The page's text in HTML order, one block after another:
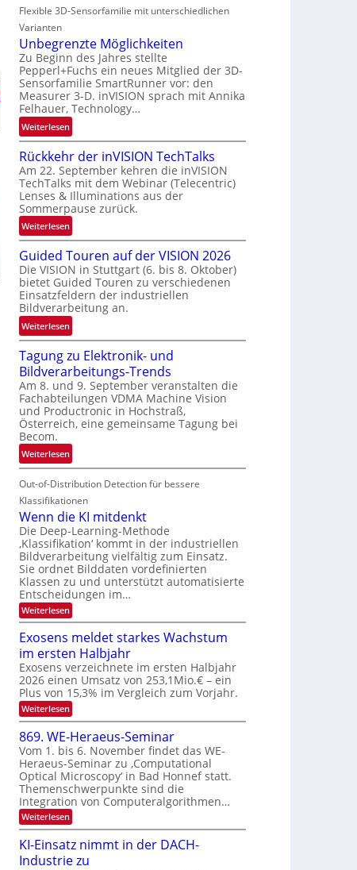
e
s
-
B
-
R
u
n
d
e
o
n
N
e
w
s
Flexible 3D-Sensorfamilie mit unterschiedlichen
Varianten
Unbegrenzte Möglichkeiten
Zu Beginn des Jahres stellte
Pepperl+Fuchs ein neues Mitglied der 3D-
Sensorfamilie SmartRunner vor: den
Measurer 3-D. inVISION sprach mit Annika
Felhauer, Technology…
Weiterlesen:
U
n
b
e
g
r
e
z
t
e
M
g
l
i
c
h
k
e
i
t
e
n
Rückkehr der inVISION TechTalks
Am 22. September kehren die inVISION
TechTalks mit dem Webinar (Telecentric)
Lenses & Illuminations aus der
Sommerpause zurück.
Weiterlesen:
R
ü
c
k
k
e
h
d
e
r
i
n
I
S
I
O
N
T
e
c
h
T
a
l
k
Guided Touren auf der VISION 2026
Die VISION in Stuttgart (6. bis 8. Oktober)
bietet Guided Touren zu verschiedenen
Einsatzfeldern der industriellen
Bildverarbeitung an.
Weiterlesen:
G
u
i
d
e
d
T
o
u
e
n
a
u
f
d
e
r
V
I
S
I
O
N
2
0
2
6
Tagung zu Elektronik- und
Bildverarbeitungs-Trends
Am 8. und 9. September veranstalten die
Fachabteilungen VDMA Machine Vision
und Productronic in Hochstraß,
Österreich, eine gemeinsame Tagung bei
Becom.
Weiterlesen:
T
a
g
u
n
g
z
u
E
l
e
k
t
r
o
n
i
k
-
u
n
d
B
i
l
d
v
Out-of-Distribution Detection für bessere
Klassifikationen
Wenn die KI mitdenkt
Die Deep-Learning-Methode
‚Klassifikation‘ kommt in der industriellen
Bildverarbeitung vielfältig zum Einsatz.
Sie ordnet Bilddaten vordefinierten
Klassen zu und unterstützt automatisierte
Entscheidungen im…
Weiterlesen:
W
n
n
d
i
e
K
I
m
i
t
d
e
n
k
t
Exosens meldet starkes Wachstum
im ersten Halbjahr
Exosens verzeichnete im ersten Halbjahr
2026 einen Umsatz von 253,1Mio.€ – ein
Plus von 15,3% im Vergleich zum Vorjahr.
Weiterlesen:
E
x
o
s
e
n
s
m
e
l
d
e
t
s
869. WE-Heraeus-Seminar
Vom 1. bis 6. November findet das WE-
Heraeus-Seminar zu ‚Computational
Optical Microscopy‘ in Bad Honnef statt.
Themenschwerpunkte sind die
Integration von Computeralgorithmen…
Weiterlesen:
8
9
.
KI-Einsatz nimmt in der DACH-
Industrie zu